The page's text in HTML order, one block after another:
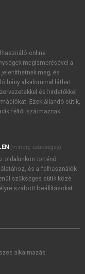
akcióiról.
újdonságairól,
tudomásul
a szotar.netés a
foglaltakat
online
megismerésével a
meg, és
hány alkalommal láthat
és hirdetőkkel
Ezek állandó sütik,
féltől származnak.
(mindig szükséges)
oldalunkon történő
és a felhasználók
szükséges sütik közé
szabott beállításokat
alkalmazás